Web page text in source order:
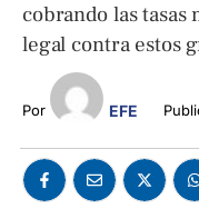
cobrando las tasas
legal contra estos
Por EFE